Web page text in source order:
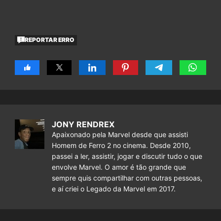
REPORTAR ERRO
JONY RENDREX
Apaixonado pela Marvel desde que assisti
Homem de Ferro 2 no cinema. Desde 2010,
passei a ler, assistir, jogar e discutir tudo o que
envolve Marvel. O amor é tão grande que
sempre quis compartilhar com outras pessoas,
e aí criei o Legado da Marvel em 2017.